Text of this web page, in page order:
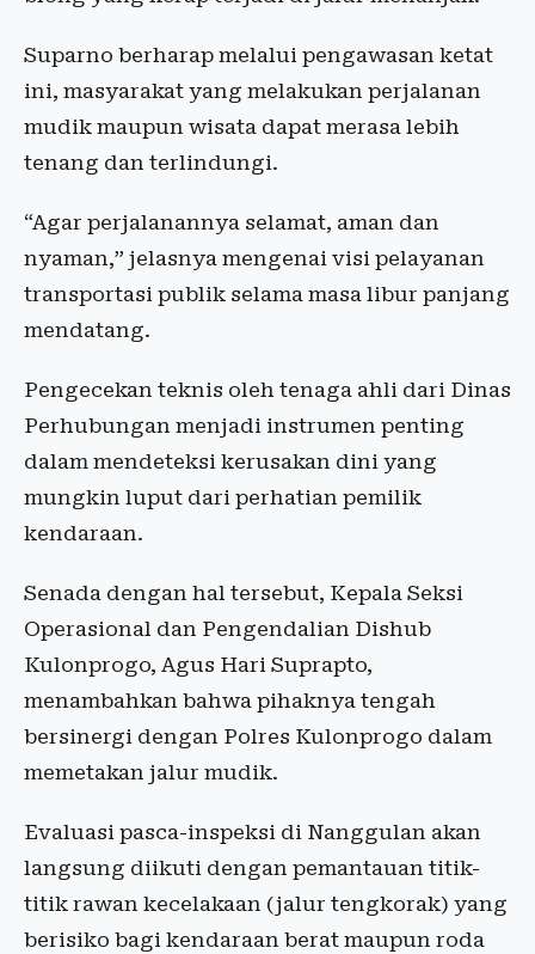
Suparno berharap melalui pengawasan ketat
ini, masyarakat yang melakukan perjalanan
mudik maupun wisata dapat merasa lebih
tenang dan terlindungi.
“Agar perjalanannya selamat, aman dan
nyaman,” jelasnya mengenai visi pelayanan
transportasi publik selama masa libur panjang
mendatang.
Pengecekan teknis oleh tenaga ahli dari Dinas
Perhubungan menjadi instrumen penting
dalam mendeteksi kerusakan dini yang
mungkin luput dari perhatian pemilik
kendaraan.
Senada dengan hal tersebut, Kepala Seksi
Operasional dan Pengendalian Dishub
Kulonprogo, Agus Hari Suprapto,
menambahkan bahwa pihaknya tengah
bersinergi dengan Polres Kulonprogo dalam
memetakan jalur mudik.
Evaluasi pasca-inspeksi di Nanggulan akan
langsung diikuti dengan pemantauan titik-
titik rawan kecelakaan (jalur tengkorak) yang
berisiko bagi kendaraan berat maupun roda